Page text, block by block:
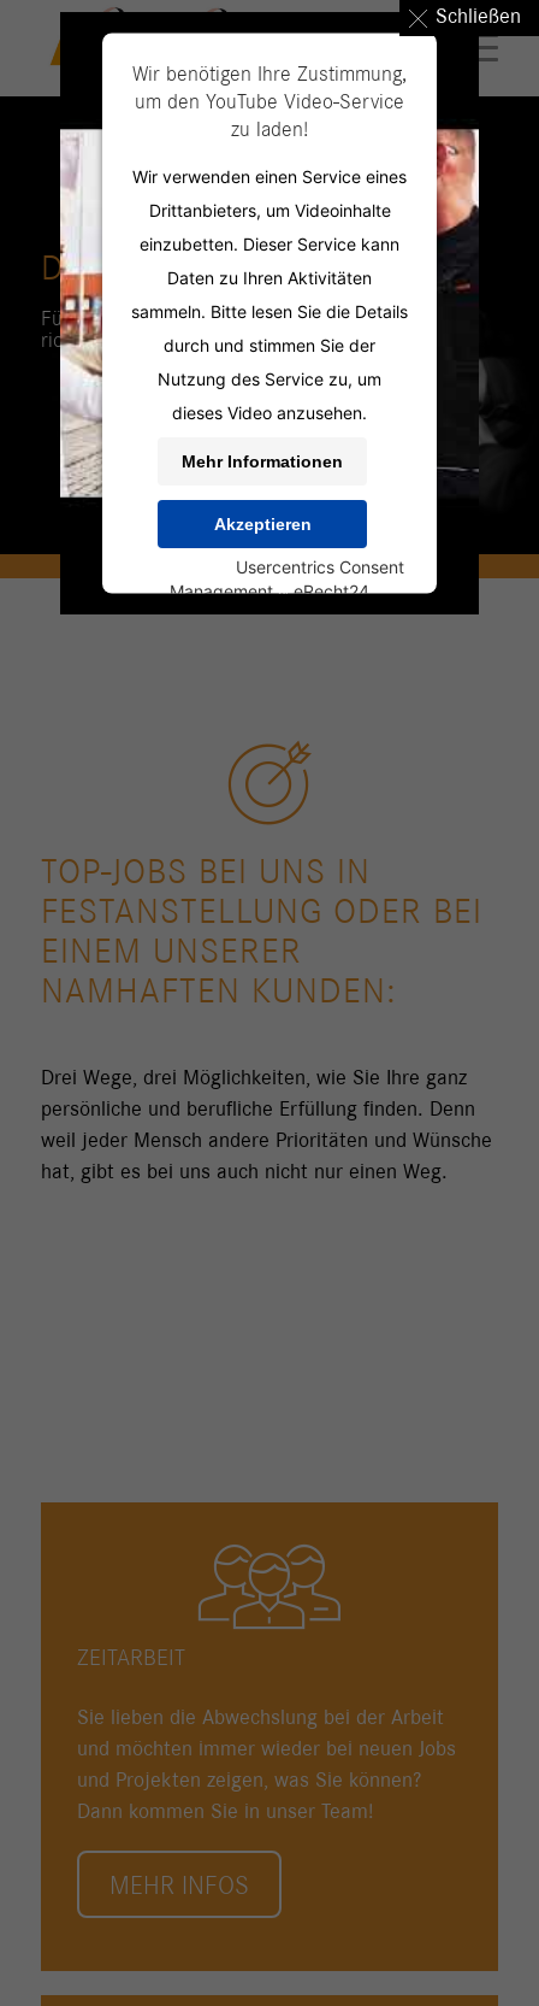
Schließen
Wir benötigen Ihre Zustimmung,
um den YouTube Video-Service
zu laden!
Wir verwenden einen Service eines
Drittanbieters, um Videoinhalte
einzubetten. Dieser Service kann
Daten zu Ihren Aktivitäten
sammeln. Bitte lesen Sie die Details
durch und stimmen Sie der
Nutzung des Service zu, um
dieses Video anzusehen.
Mehr Informationen
Akzeptieren
Usercentrics Consent
Management&eRecht24
DIE JOB PROFILER
Für jeden Bewerber das
richtige Beschäftigungsmodell.
TOP-JOBS BEI UNS IN
FESTANSTELLUNG ODER BEI
EINEM UNSERER
NAMHAFTEN KUNDEN:
Drei Wege, drei Möglichkeiten, wie Sie Ihre ganz
persönliche und berufliche Erfüllung finden. Denn
weil jeder Mensch andere Prioritäten und Wünsche
hat, gibt es bei uns auch nicht nur einen Weg.
ZEITARBEIT
Sie lieben die Abwechslung bei der Arbeit
und möchten immer wieder bei neuen Jobs
und Projekten zeigen, was Sie können?
Dann kommen Sie in unser Team!
MEHR INFOS